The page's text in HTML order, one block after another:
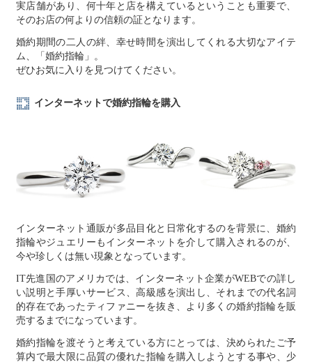
実店舗があり、何十年と店を構えているということも重要で、
そのお店の何よりの信頼の証となります。
婚約期間の二人の絆、幸せ時間を演出してくれる大切なアイテ
ム、「婚約指輪」。
ぜひお気に入りを見つけてください。
インターネットで婚約指輪を購入
インターネット通販が多品目化と日常化するのを背景に、婚約
指輪やジュエリーもインターネットを介して購入されるのが、
今や珍しくは無い現象となっています。
IT先進国のアメリカでは、インターネット企業がWEBでの詳し
い説明と手厚いサービス、高級感を演出し、それまでの代名詞
的存在であったティファニーを抜き、より多くの婚約指輪を販
売するまでになっています。
婚約指輪を渡そうと考えている方にとっては、決められたご予
算内で最大限に品質の優れた指輪を購入しようとする事や、少